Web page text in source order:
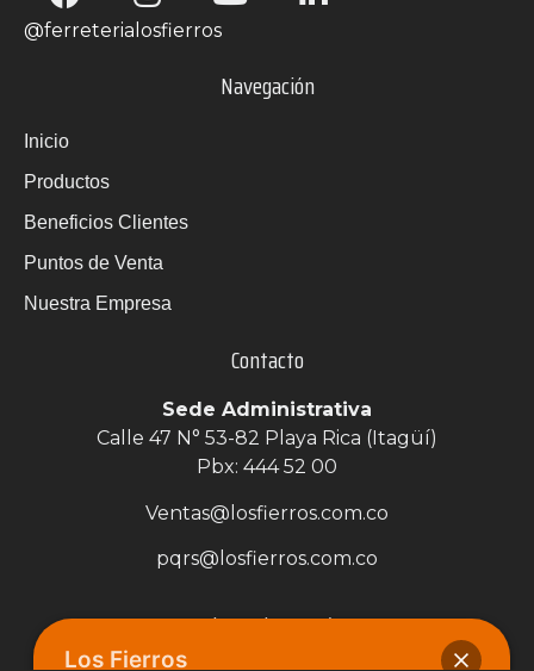
@ferreterialosfierros
Navegación
Inicio
Productos
Beneficios Clientes
Puntos de Venta
Nuestra Empresa
Contacto
Sede Administrativa
Calle 47 N° 53-82 Playa Rica (Itagüí)
Pbx: 444 52 00
Ventas@losfierros.com.co
pqrs@losfierros.com.co
Enlaces de Interés
Los Fierros